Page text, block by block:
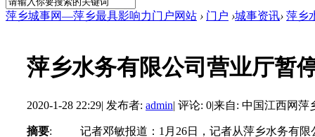
萍乡城事网—萍乡最具影响力门户网站 › 门户 ›城事资讯› 萍乡
萍乡水务有限公司营业厅暂
2020-1-28 22:29| 发布者: admin| 评论: 0|来自: 中国江西网萍
摘要: 记者邓敏报道：1月26日，记者从萍乡水务有限